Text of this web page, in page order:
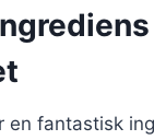
en fantastisk